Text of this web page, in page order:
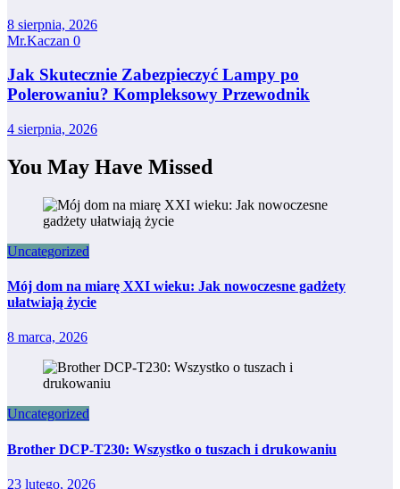
8 sierpnia, 2026
Mr.Kaczan 0
Jak Skutecznie Zabezpieczyć Lampy po
Polerowaniu? Kompleksowy Przewodnik
4 sierpnia, 2026
You May Have Missed
Uncategorized
Mój dom na miarę XXI wieku: Jak nowoczesne gadżety
ułatwiają życie
8 marca, 2026
Uncategorized
Brother DCP-T230: Wszystko o tuszach i drukowaniu
23 lutego, 2026